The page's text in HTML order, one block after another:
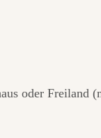
oder Freiland